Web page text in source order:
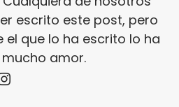
escrito este post, pero
el que lo ha escrito lo ha
amor.